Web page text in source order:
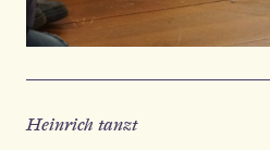
Heinrich tanzt